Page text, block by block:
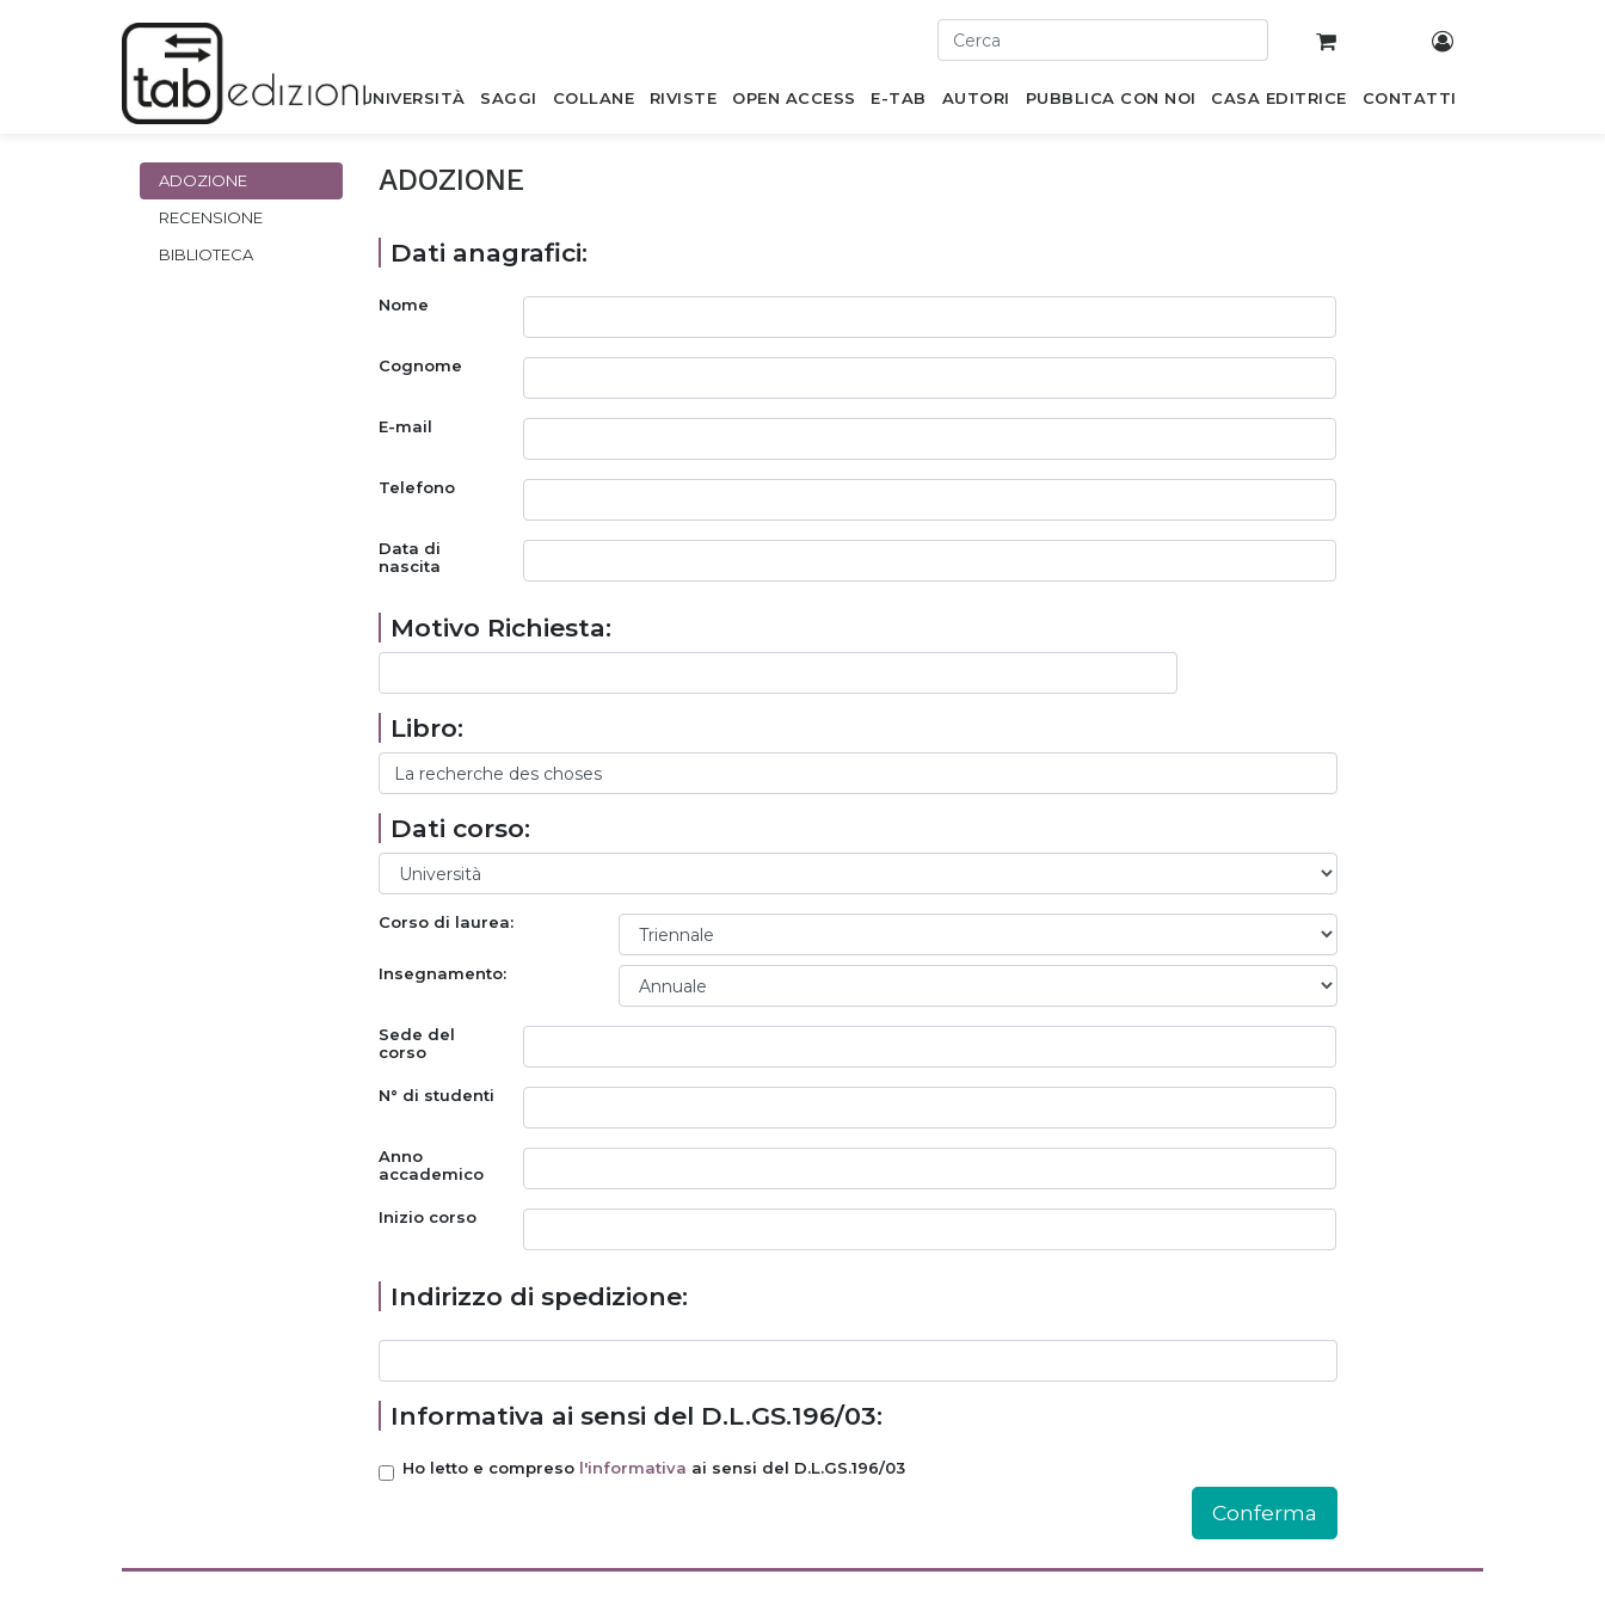
UNIVERSITÀ SAGGI COLLANE RIVISTE OPEN ACCESS E-TAB AUTORI PUBBLICA CON NOI CASA EDITRICE CONTATTI
ADOZIONE
RECENSIONE
BIBLIOTECA
ADOZIONE
Dati anagrafici:
Nome
Cognome
E-mail
Telefono
Data di
nascita
Motivo Richiesta:
Libro:
Dati corso:
Corso di laurea:
Insegnamento:
Sede del
corso
N° di studenti
Anno
accademico
Inizio corso
Indirizzo di spedizione:
Informativa ai sensi del D.L.GS.196/03:
Ho letto e compreso l'informativa ai sensi del D.L.GS.196/03